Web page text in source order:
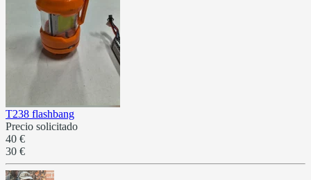
T238 flashbang
Precio solicitado
40 €
30 €